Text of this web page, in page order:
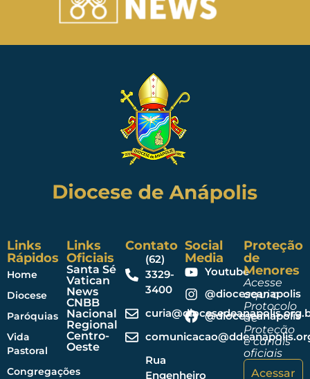
Links
Rápidos
Home
Diocese
Paróquias
Vida
Pastoral
Congregações
Links
Oficiais
Santa Sé
Vatican
News
CNBB
Nacional
Regional
Centro-
Oeste
Contato
(62)
3329-
3400
Rua
Engenheiro
Social
Media
Youtube
@dioceseanapolis
@dioceseanapolis
Proteção
de
Menores
Acesse
aqui o
Protocolo
de
Proteção
e canais
oficiais
Acessar